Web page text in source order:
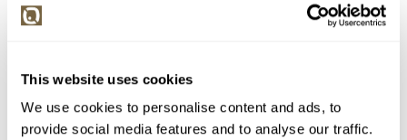
This website uses cookies
We use cookies to personalise content and ads, to
provide social media features and to analyse our traffic.
František Foltýn
Dražba ukončena:
Vyvolávací cena:
5 000 Kč
vydraženo za:
36 000 Kč